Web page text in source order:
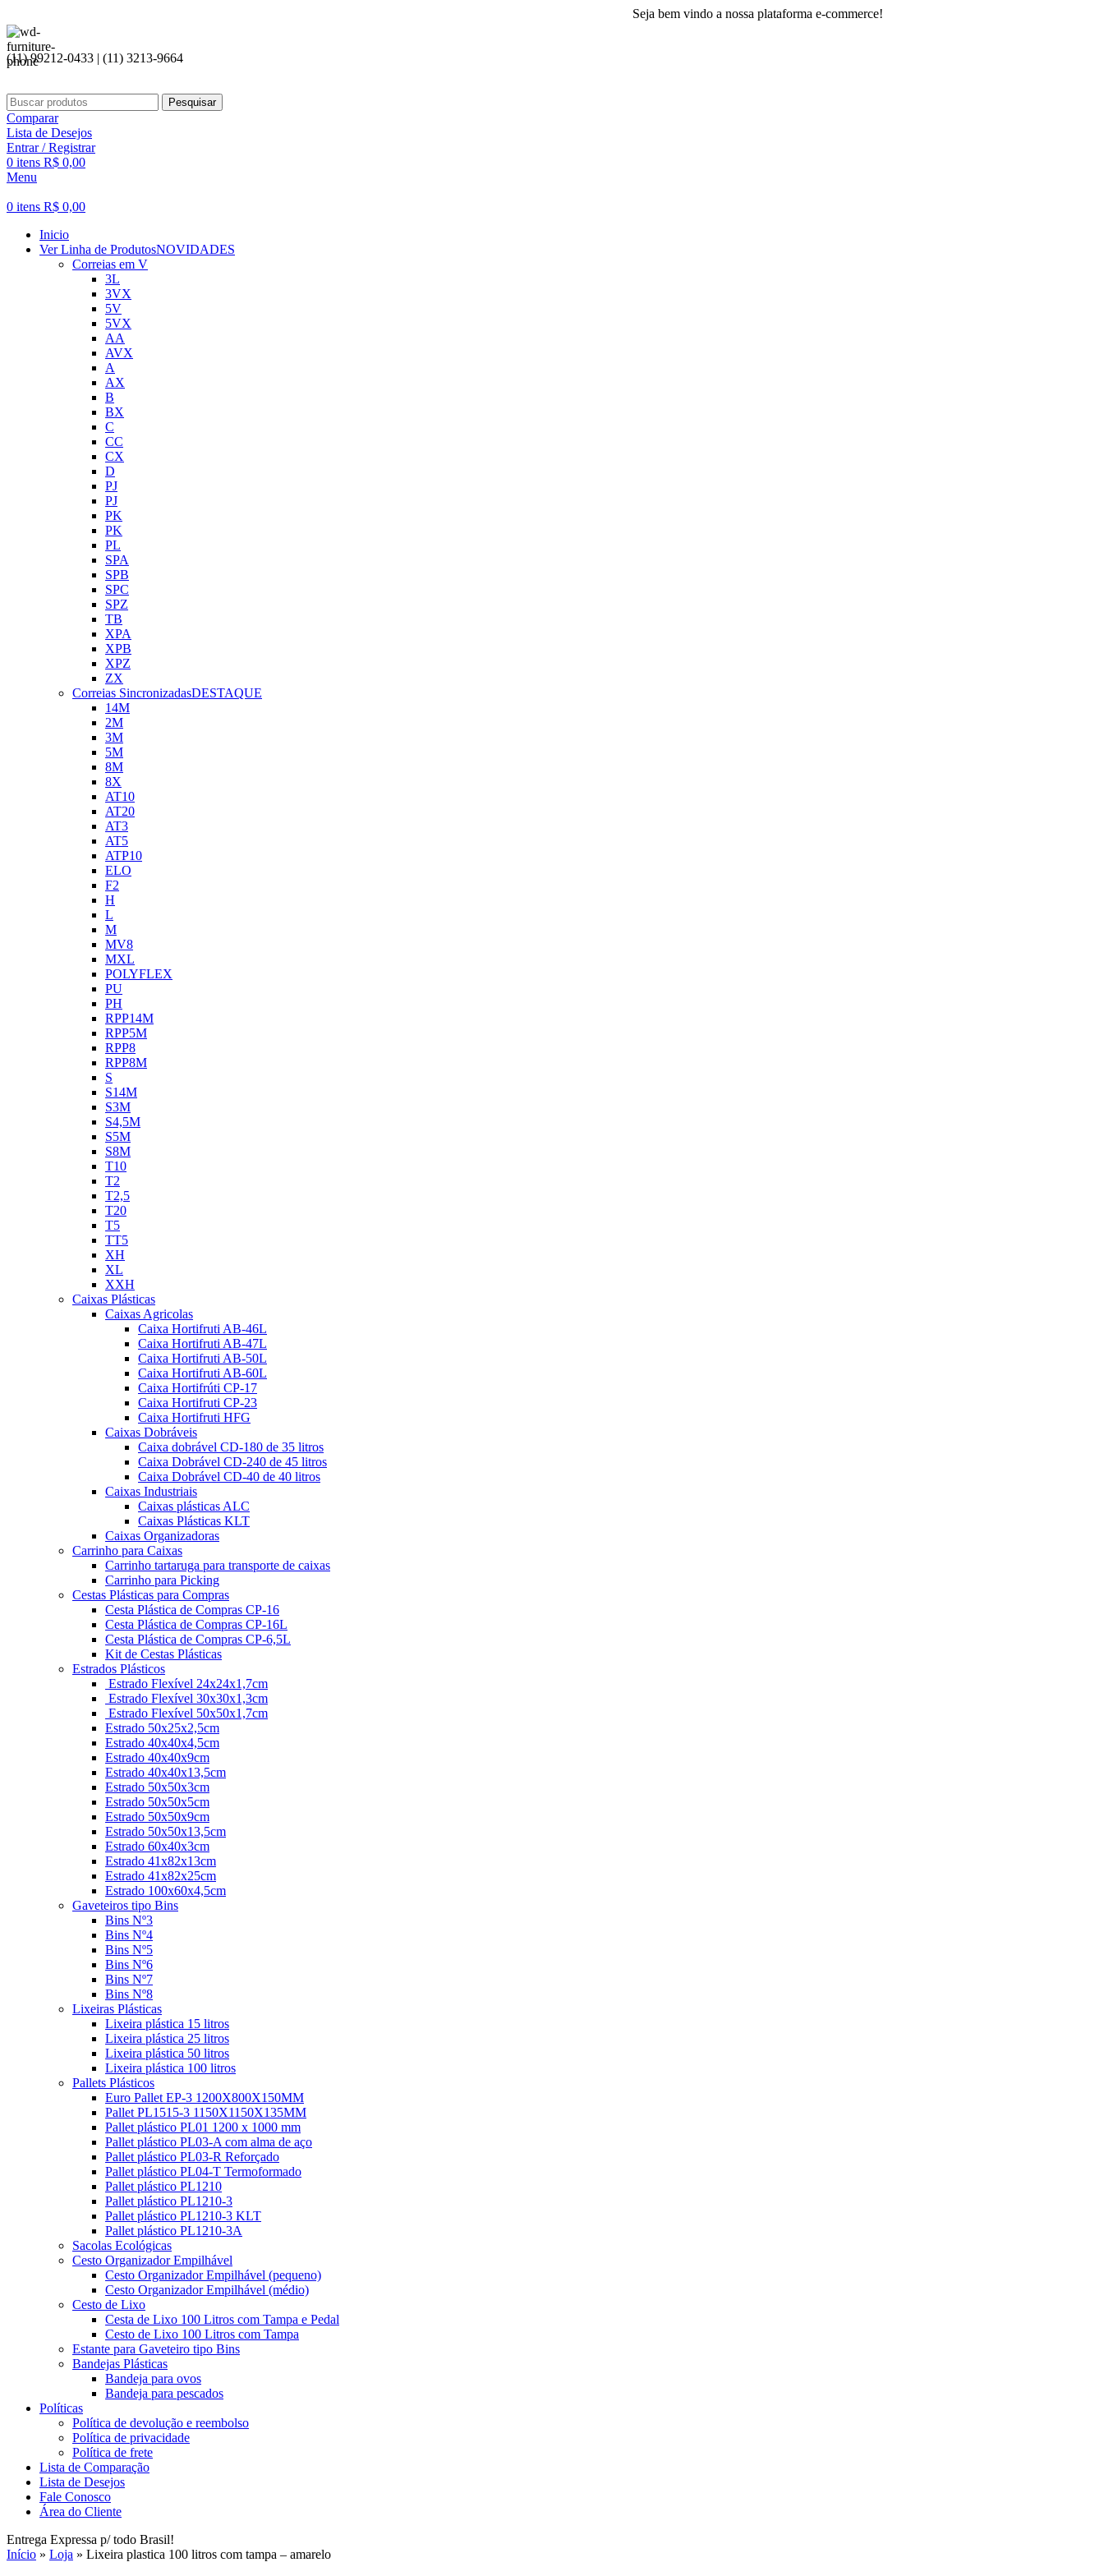
Seja bem vindo a nossa plataforma e-commerce!
(11) 99212-0433 | (11) 3213-9664
Pesquisar
Comparar
Lista de Desejos
Entrar / Registrar
0 itens R$ 0,00
Menu
0 itens R$ 0,00
Inicio
Ver Linha de ProdutosNOVIDADES
Correias em V
3L
3VX
5V
5VX
AA
AVX
A
AX
B
BX
C
CC
CX
D
PJ
PJ
PK
PK
PL
SPA
SPB
SPC
SPZ
TB
XPA
XPB
XPZ
ZX
Correias SincronizadasDESTAQUE
14M
2M
3M
5M
8M
8X
AT10
AT20
AT3
AT5
ATP10
ELO
F2
H
L
M
MV8
MXL
POLYFLEX
PU
PH
RPP14M
RPP5M
RPP8
RPP8M
S
S14M
S3M
S4,5M
S5M
S8M
T10
T2
T2,5
T20
T5
TT5
XH
XL
XXH
Caixas Plásticas
Caixas Agricolas
Caixa Hortifruti AB-46L
Caixa Hortifruti AB-47L
Caixa Hortifruti AB-50L
Caixa Hortifruti AB-60L
Caixa Hortifrúti CP-17
Caixa Hortifruti CP-23
Caixa Hortifruti HFG
Caixas Dobráveis
Caixa dobrável CD-180 de 35 litros
Caixa Dobrável CD-240 de 45 litros
Caixa Dobrável CD-40 de 40 litros
Caixas Industriais
Caixas plásticas ALC
Caixas Plásticas KLT
Caixas Organizadoras
Carrinho para Caixas
Carrinho tartaruga para transporte de caixas
Carrinho para Picking
Cestas Plásticas para Compras
Cesta Plástica de Compras CP-16
Cesta Plástica de Compras CP-16L
Cesta Plástica de Compras CP-6,5L
Kit de Cestas Plásticas
Estrados Plásticos
Estrado Flexível 24x24x1,7cm
Estrado Flexível 30x30x1,3cm
Estrado Flexível 50x50x1,7cm
Estrado 50x25x2,5cm
Estrado 40x40x4,5cm
Estrado 40x40x9cm
Estrado 40x40x13,5cm
Estrado 50x50x3cm
Estrado 50x50x5cm
Estrado 50x50x9cm
Estrado 50x50x13,5cm
Estrado 60x40x3cm
Estrado 41x82x13cm
Estrado 41x82x25cm
Estrado 100x60x4,5cm
Gaveteiros tipo Bins
Bins Nº3
Bins Nº4
Bins Nº5
Bins Nº6
Bins Nº7
Bins Nº8
Lixeiras Plásticas
Lixeira plástica 15 litros
Lixeira plástica 25 litros
Lixeira plástica 50 litros
Lixeira plástica 100 litros
Pallets Plásticos
Euro Pallet EP-3 1200X800X150MM
Pallet PL1515-3 1150X1150X135MM
Pallet plástico PL01 1200 x 1000 mm
Pallet plástico PL03-A com alma de aço
Pallet plástico PL03-R Reforçado
Pallet plástico PL04-T Termoformado
Pallet plástico PL1210
Pallet plástico PL1210-3
Pallet plástico PL1210-3 KLT
Pallet plástico PL1210-3A
Sacolas Ecológicas
Cesto Organizador Empilhável
Cesto Organizador Empilhável (pequeno)
Cesto Organizador Empilhável (médio)
Cesto de Lixo
Cesta de Lixo 100 Litros com Tampa e Pedal
Cesto de Lixo 100 Litros com Tampa
Estante para Gaveteiro tipo Bins
Bandejas Plásticas
Bandeja para ovos
Bandeja para pescados
Políticas
Política de devolução e reembolso
Política de privacidade
Política de frete
Lista de Comparação
Lista de Desejos
Fale Conosco
Área do Cliente
Entrega Expressa p/ todo Brasil!
Início » Loja » Lixeira plastica 100 litros com tampa – amarelo